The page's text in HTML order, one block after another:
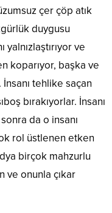
çer çöp atık
duygusu
ve
koparıyor, başka ve
tehlike saçan
bırakıyorlar. İnsanı
da o insanı
rol üstlenen etken
birçok mahzurlu
ve onunla çıkar